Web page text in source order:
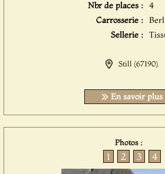
Nbr de places : 4
Carrosserie :
Sellerie :
Still (67190)
En savoir plus
Photos :
1 2 3 4